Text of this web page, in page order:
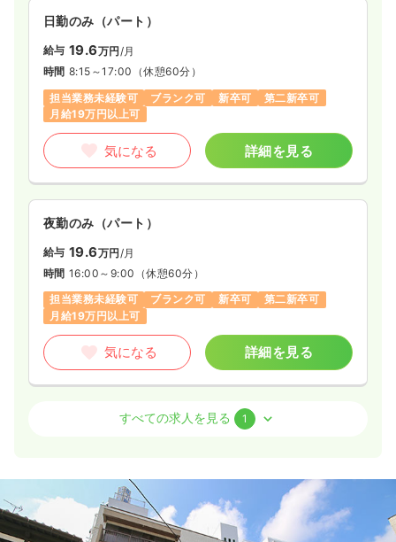
日勤のみ（パート）
給与 19.6万円/月
時間 8:15～17:00 （休憩60分）
担当業務未経験可
ブランク可 新卒可
第二新卒可
月給19万円以上可
気になる 詳細を見る
夜勤のみ（パート）
給与 19.6万円/月
時間 16:00～9:00 （休憩60分）
担当業務未経験可
ブランク可 新卒可
第二新卒可
月給19万円以上可
気になる 詳細を見る
正・准看護師
万円/月
8:15～17:00（休憩60分）
担当業務未経験可
ブランク可 新卒可
第二新卒可
すべての求人を見る 1